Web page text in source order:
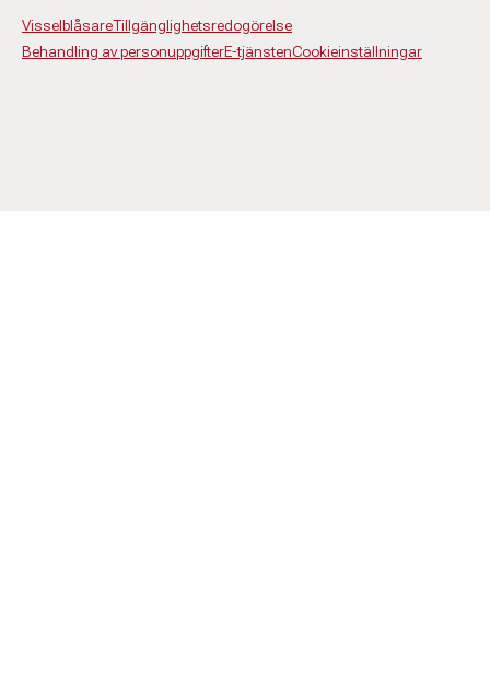
VisselblåsareTillgänglighetsredogörelse
Behandling av personuppgifterE-tjänstenCookieinställningar